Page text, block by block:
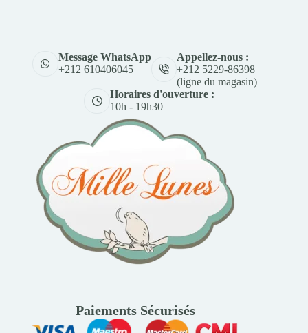
Message WhatsApp
+212 610406045
Appellez-nous :
+212 5229-86398
(ligne du magasin)
Horaires d'ouverture :
10h - 19h30
Paiements Sécurisés